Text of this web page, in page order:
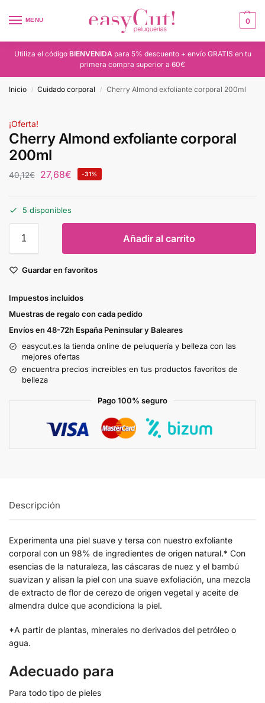
MENU 0
Utiliza el código BIENVENIDApara 5% descuento + envío GRATIS en tu
primera compra superior a 60€
Inicio / Cuidado corporal / Cherry Almond exfoliante corporal 200ml
¡Oferta!
Cherry Almond exfoliante corporal
200ml
40,12€ 27,68€ -31%
5 disponibles
Añadir al carrito
Guardar en favoritos
Impuestos incluidos
Muestras de regalo con cada pedido
Envíos en 48-72h España Peninsular y Baleares
easycut.es la tienda online de peluquería y belleza con las
mejores ofertas
encuentra precios increíbles en tus productos favoritos de
belleza
Pago 100% seguro
Descripción
Experimenta una piel suave y tersa con nuestro exfoliante
corporal con un 98% de ingredientes de origen natural.* Con
esencias de la naturaleza, las cáscaras de nuez y el bambú
suavizan y alisan la piel con una suave exfoliación, una mezcla
de extracto de flor de cerezo de origen vegetal y aceite de
almendra dulce que acondiciona la piel.
*A partir de plantas, minerales no derivados del petróleo o
agua.
Adecuado para
Para todo tipo de pieles